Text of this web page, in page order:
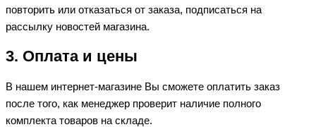
повторить или отказаться от заказа, подписаться на
рассылку новостей магазина.
3. Оплата и цены
В нашем интернет-магазине Вы сможете оплатить заказ
после того, как менеджер проверит наличие полного
комплекта товаров на складе.